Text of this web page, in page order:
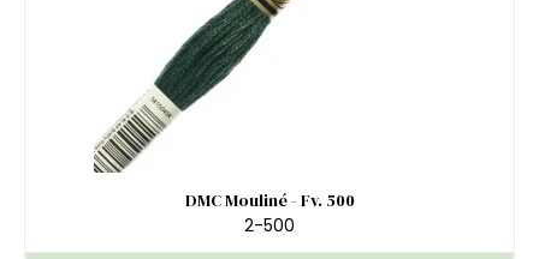
DMC Mouliné - Fv. 500
2-500